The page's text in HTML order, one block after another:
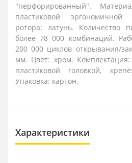
"перфорированный".
пластиковой
ротора: латунь. Количество
более 78 000 комбинаций.
200 000 циклов открывания/
мм. Цвет: хром.
пластиковой головкой,
Упаковка: картон.
Характеристики